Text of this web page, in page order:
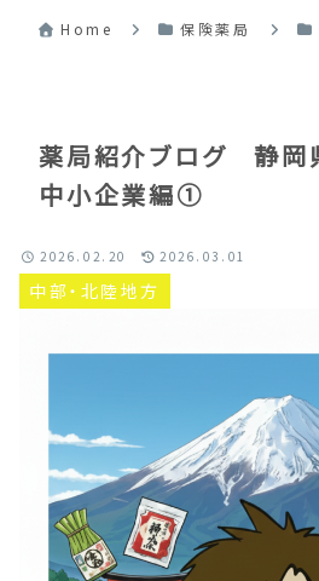
Home 保険薬局
薬局紹介ブログ 静岡
中小企業編①
中部・北陸地方
2026.02.20 2026.03.01